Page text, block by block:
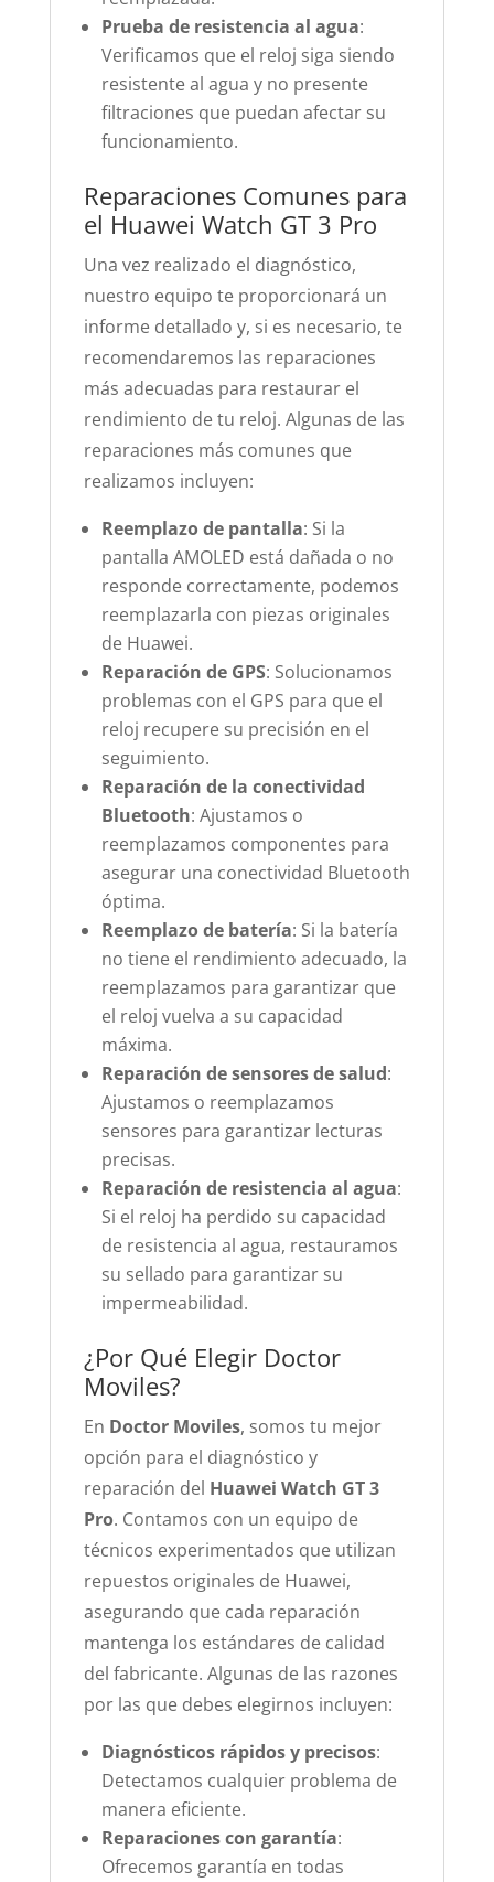
Prueba de resistencia al agua:
Verificamos que el reloj siga siendo
resistente al agua y no presente
filtraciones que puedan afectar su
funcionamiento.
Reparaciones Comunes para
el Huawei Watch GT 3 Pro
Una vez realizado el diagnóstico,
nuestro equipo te proporcionará un
informe detallado y, si es necesario, te
recomendaremos las reparaciones
más adecuadas para restaurar el
rendimiento de tu reloj. Algunas de las
reparaciones más comunes que
realizamos incluyen:
Reemplazo de pantalla: Si la
pantalla AMOLED está dañada o no
responde correctamente, podemos
reemplazarla con piezas originales
de Huawei.
Reparación de GPS: Solucionamos
problemas con el GPS para que el
reloj recupere su precisión en el
seguimiento.
Reparación de la conectividad
Bluetooth: Ajustamos o
reemplazamos componentes para
asegurar una conectividad Bluetooth
óptima.
Reemplazo de batería: Si la batería
no tiene el rendimiento adecuado, la
reemplazamos para garantizar que
el reloj vuelva a su capacidad
máxima.
Reparación de sensores de salud:
Ajustamos o reemplazamos
sensores para garantizar lecturas
precisas.
Reparación de resistencia al agua:
Si el reloj ha perdido su capacidad
de resistencia al agua, restauramos
su sellado para garantizar su
impermeabilidad.
¿Por Qué Elegir Doctor
Moviles?
En Doctor Moviles, somos tu mejor
opción para el diagnóstico y
reparación del Huawei Watch GT 3
Pro. Contamos con un equipo de
técnicos experimentados que utilizan
repuestos originales de Huawei,
asegurando que cada reparación
mantenga los estándares de calidad
del fabricante. Algunas de las razones
por las que debes elegirnos incluyen:
Diagnósticos rápidos y precisos:
Detectamos cualquier problema de
manera eficiente.
Reparaciones con garantía:
Ofrecemos garantía en todas